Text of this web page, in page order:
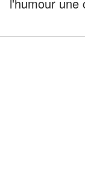
l'humour une